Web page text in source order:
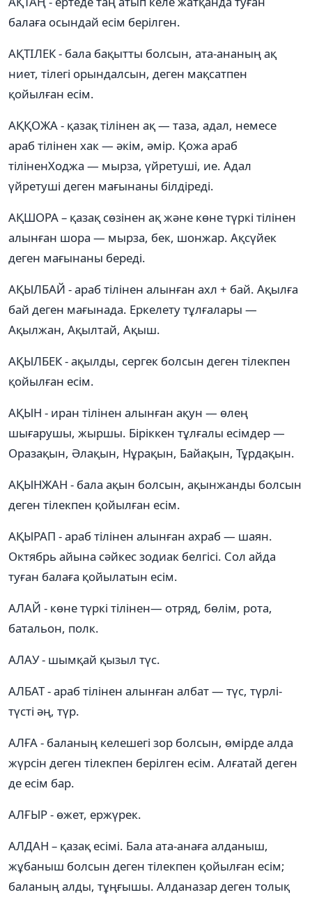
балаға осындай есім берілген.
АҚТІЛЕК - бала бақытты болсын, ата-ананың ақ
ниет, тілегі орындалсын, деген мақсатпен
қойылған есім.
АҚҚОЖА - қазақ тілінен ақ — таза, адал, немесе
араб тілінен хак — әкім, әмір. Қожа араб
тіліненХоджа — мырза, үйретуші, ие. Адал
үйретуші деген мағынаны білдіреді.
АҚШОРА – қазақ сөзінен ақ және көне түркі тілінен
алынған шора — мырза, бек, шонжар. Ақсүйек
деген мағынаны береді.
АҚЫЛБАЙ - араб тілінен алынған ахл + бай. Ақылға
бай деген мағынада. Еркелету тұлғалары —
Ақылжан, Ақылтай, Ақыш.
АҚЫЛБЕК - ақылды, сергек болсын деген тілекпен
қойылған есім.
АҚЫН - иран тілінен алынған ақун — өлең
шығарушы, жыршы. Біріккен тұлғалы есімдер —
Оразақын, Әлақын, Нұрақын, Байақын, Тұрдақын.
АҚЫНЖАН - бала ақын болсын, ақынжанды болсын
деген тілекпен қойылған есім.
АҚЫРАП - араб тілінен алынған ахраб — шаян.
Октябрь айына сәйкес зодиак белгісі. Сол айда
туған балаға қойылатын есім.
АЛАЙ - көне түркі тілінен— отряд, бөлім, рота,
батальон, полк.
АЛАУ - шымқай қызыл түс.
АЛБАТ - араб тілінен алынған албат — түс, түрлі-
түсті әң, түр.
АЛҒА - баланың келешегі зор болсын, өмірде алда
жүрсін деген тілекпен берілген есім. Алғатай деген
де есім бар.
АЛҒЫР - өжет, ержүрек.
АЛДАН – қазақ есімі. Бала ата-анаға алданыш,
жұбаныш болсын деген тілекпен қойылған есім;
баланың алды, тұңғышы. Алданазар деген толық